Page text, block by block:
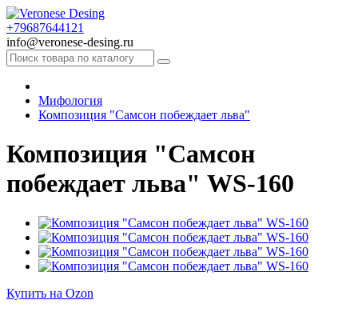
+79687644121
info@veronese-desing.ru
Мифология
Композиция "Самсон побеждает льва"
Композиция "Самсон
побеждает льва" WS-160
Купить на Ozon